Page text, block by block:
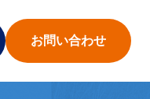
お問い合わせ